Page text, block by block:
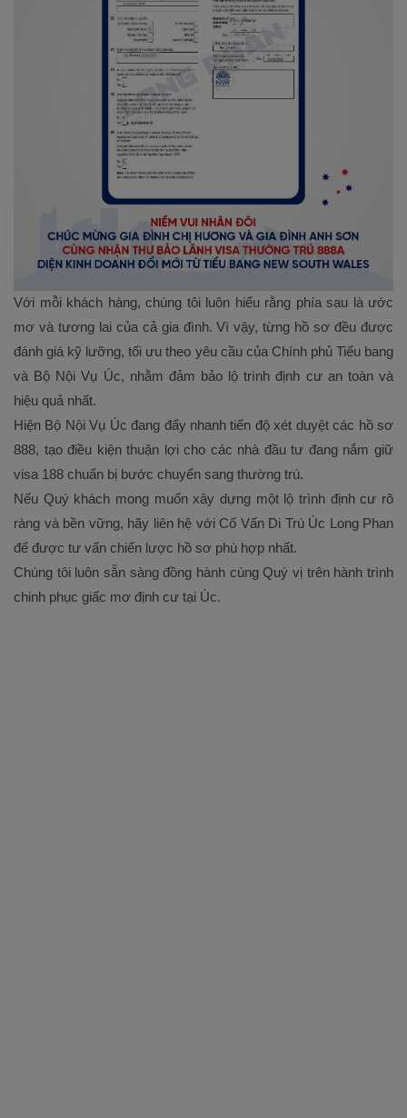
Với mỗi khách hàng, chúng tôi luôn hiểu rằng phía sau là ước
mơ và tương lai của cả gia đình. Vì vậy, từng hồ sơ đều được
đánh giá kỹ lưỡng, tối ưu theo yêu cầu của Chính phủ Tiểu bang
và Bộ Nội Vụ Úc, nhằm đảm bảo lộ trình định cư an toàn và
hiệu quả nhất.
Hiện Bộ Nội Vụ Úc đang đẩy nhanh tiến độ xét duyệt các hồ sơ
888, tạo điều kiện thuận lợi cho các nhà đầu tư đang nắm giữ
visa 188 chuẩn bị bước chuyển sang thường trú.
Nếu Quý khách mong muốn xây dựng một lộ trình định cư rõ
ràng và bền vững, hãy liên hệ với Cố Vấn Di Trú Úc Long Phan
để được tư vấn chiến lược hồ sơ phù hợp nhất.
Chúng tôi luôn sẵn sàng đồng hành cùng Quý vị trên hành trình
chinh phục giấc mơ định cư tại Úc.